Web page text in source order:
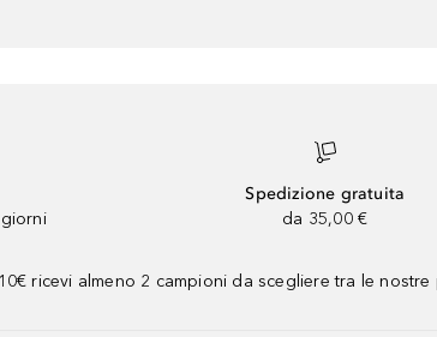
Spedizione gratuita
da 35,00 €
ricevi almeno 2 campioni da scegliere tra le